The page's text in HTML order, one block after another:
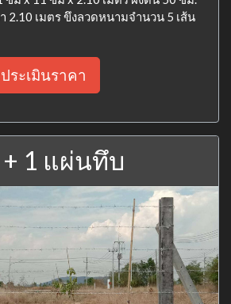
2.10 เมตร ขึงลวดหนามจำนวน 5 เส้น
ระเมินราคา
+ 1 แผ่นทึบ